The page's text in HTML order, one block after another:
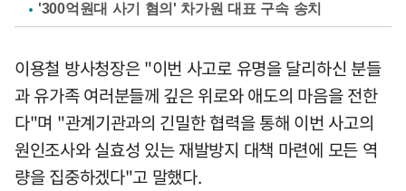
'300억원대 사기 혐의' 차가원 대표 구속 송치
이용철 방사청장은 "이번 사고로 유명을 달리하신 분들
과 유가족 여러분들께 깊은 위로와 애도의 마음을 전한
다"며 "관계기관과의 긴밀한 협력을 통해 이번 사고의
원인조사와 실효성 있는 재발방지 대책 마련에 모든 역
량을 집중하겠다"고 말했다.